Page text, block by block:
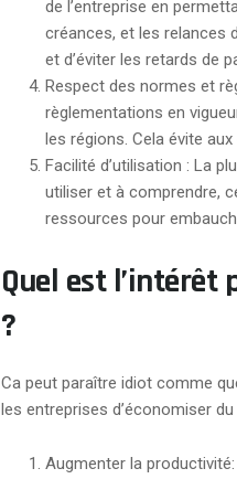
de l’entreprise en
créances, et les relances
et d’éviter les retards de
Respect des normes et
règlementations en
les régions. Cela évite
Facilité d’utilisation : La
utiliser et à comprendre,
ressources pour
Quel est l’intérêt
?
Ca peut paraître idiot comme
les entreprises d’économiser
Augmenter la